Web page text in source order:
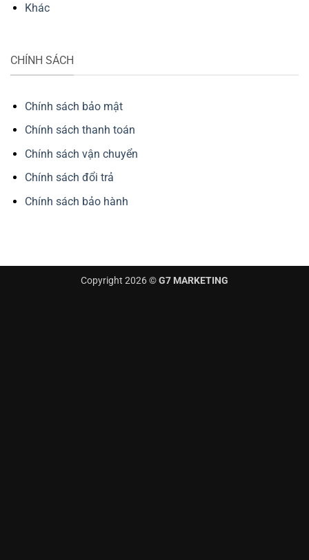
Khác
CHÍNH SÁCH
Chính sách bảo mật
Chính sách thanh toán
Chính sách vận chuyển
Chính sách đổi trả
Chính sách bảo hành
Copyright 2026 ©G7 MARKETING